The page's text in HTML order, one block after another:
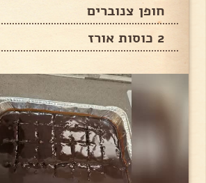
חופן צנוברים
2 כוסות אורז